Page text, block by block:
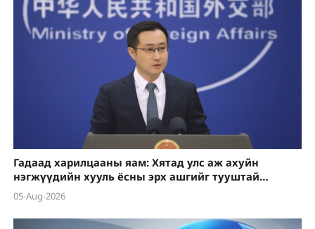
Гадаад харилцааны яам: Хятад улс аж ахуйн
нэгжүүдийн хууль ёсны эрх ашгийг тууштай
хамгаална
05-Aug-2026